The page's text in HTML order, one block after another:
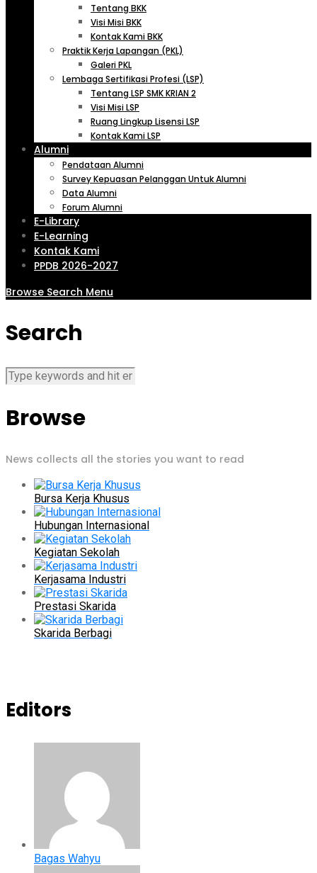
Tentang BKK
Visi Misi BKK
Kontak Kami BKK
Praktik Kerja Lapangan (PKL)
Galeri PKL
Lembaga Sertifikasi Profesi (LSP)
Tentang LSP SMK KRIAN 2
Visi Misi LSP
Ruang Lingkup Lisensi LSP
Kontak Kami LSP
Alumni
Pendataan Alumni
Survey Kepuasan Pelanggan Untuk Alumni
Data Alumni
Forum Alumni
E-Library
E-Learning
Kontak Kami
PPDB 2026-2027
Browse Search Menu
Search
Browse
News collects all the stories you want to read
Bursa Kerja Khusus
Hubungan Internasional
Kegiatan Sekolah
Kerjasama Industri
Prestasi Skarida
Skarida Berbagi
Editors
Bagas Wahyu